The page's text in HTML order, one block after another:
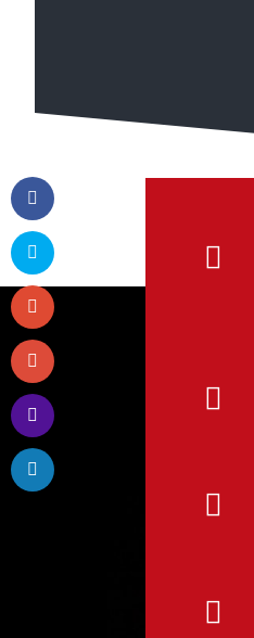



